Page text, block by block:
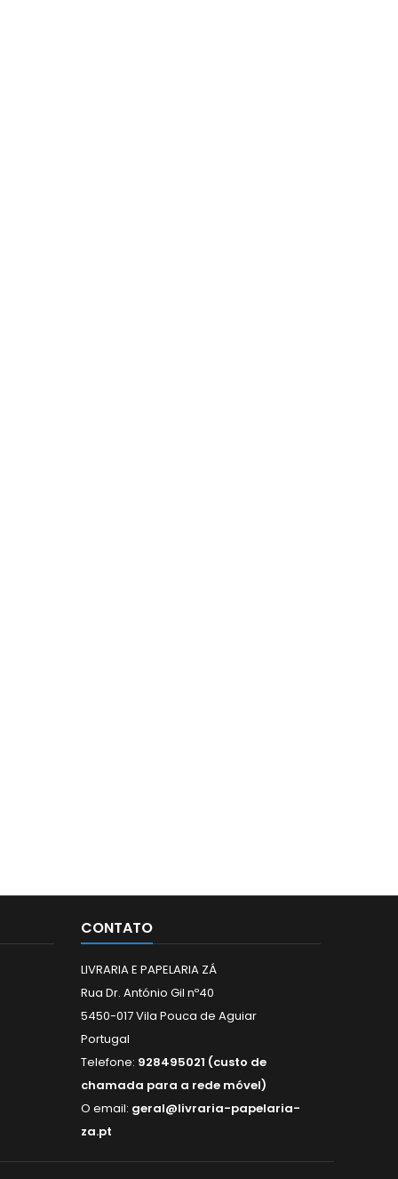
CONTATO
LIVRARIA E PAPELARIA ZÁ
Rua Dr. António Gil nº40
5450-017 Vila Pouca de Aguiar
Portugal
Telefone: 928495021 (custo de
chamada para a rede móvel)
O email: geral@livraria-papelaria-
za.pt